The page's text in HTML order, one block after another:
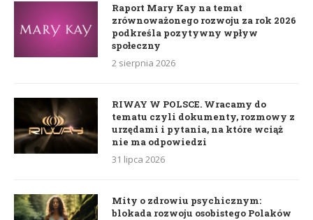
Raport Mary Kay na temat
zrównoważonego rozwoju za rok 2026
podkreśla pozytywny wpływ
społeczny
2 sierpnia 2026
RIWAY W POLSCE. Wracamy do
tematu czyli dokumenty, rozmowy z
urzędami i pytania, na które wciąż
nie ma odpowiedzi
31 lipca 2026
Mity o zdrowiu psychicznym:
blokada rozwoju osobistego Polaków